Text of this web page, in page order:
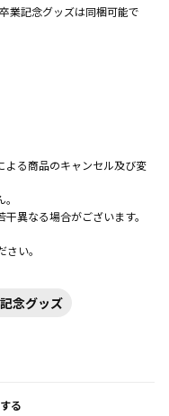
業記念グッズは同梱可能で
る商品のキャンセル及び変
異なる場合がございます。
い。
念グッズ
る